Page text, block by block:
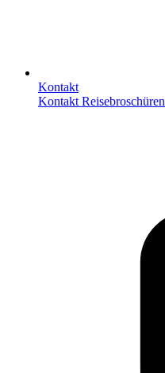
Kontakt
Kontakt Reisebroschüren